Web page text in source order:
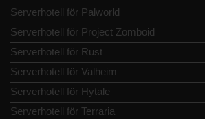
Serverhotell för Palworld
Serverhotell för Project Zomboid
Serverhotell för Rust
Serverhotell för Valheim
Serverhotell för Hytale
Serverhotell för Terraria